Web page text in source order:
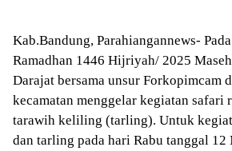
Kab.Bandung, Parahiangannews-
Ramadhan 1446 Hijriyah/ 2025
Darajat bersama unsur Forkopimcam
kecamatan menggelar kegiatan safari
tarawih keliling (tarling). Untuk
dan tarling pada hari Rabu tanggal 12